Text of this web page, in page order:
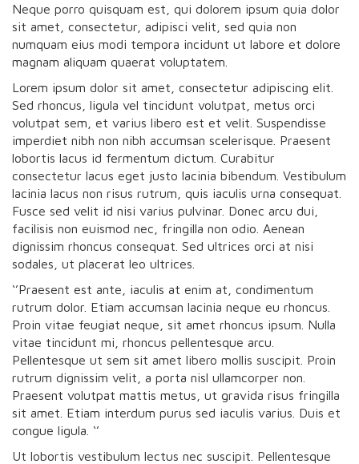
Neque porro quisquam est, qui dolorem ipsum quia dolor
sit amet, consectetur, adipisci velit, sed quia non
numquam eius modi tempora incidunt ut labore et dolore
magnam aliquam quaerat voluptatem.
Lorem ipsum dolor sit amet, consectetur adipiscing elit.
Sed rhoncus, ligula vel tincidunt volutpat, metus orci
volutpat sem, et varius libero est et velit. Suspendisse
imperdiet nibh non nibh accumsan scelerisque. Praesent
lobortis lacus id fermentum dictum. Curabitur
consectetur lacus eget justo lacinia bibendum. Vestibulum
lacinia lacus non risus rutrum, quis iaculis urna consequat.
Fusce sed velit id nisi varius pulvinar. Donec arcu dui,
facilisis non euismod nec, fringilla non odio. Aenean
dignissim rhoncus consequat. Sed ultrices orci at nisi
sodales, ut placerat leo ultrices.
‘’Praesent est ante, iaculis at enim at, condimentum
rutrum dolor. Etiam accumsan lacinia neque eu rhoncus.
Proin vitae feugiat neque, sit amet rhoncus ipsum. Nulla
vitae tincidunt mi, rhoncus pellentesque arcu.
Pellentesque ut sem sit amet libero mollis suscipit. Proin
rutrum dignissim velit, a porta nisl ullamcorper non.
Praesent volutpat mattis metus, ut gravida risus fringilla
sit amet. Etiam interdum purus sed iaculis varius. Duis et
congue ligula. ‘’
Ut lobortis vestibulum lectus nec suscipit. Pellentesque